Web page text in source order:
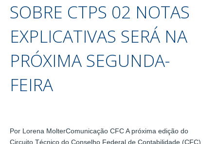
SOBRE CTPS 02 NOTAS
EXPLICATIVAS SERÁ NA
PRÓXIMA SEGUNDA-
FEIRA
Por Lorena MolterComunicação CFC A próxima edição do
Circuito Técnico do Conselho Federal de Contabilidade (CFC)